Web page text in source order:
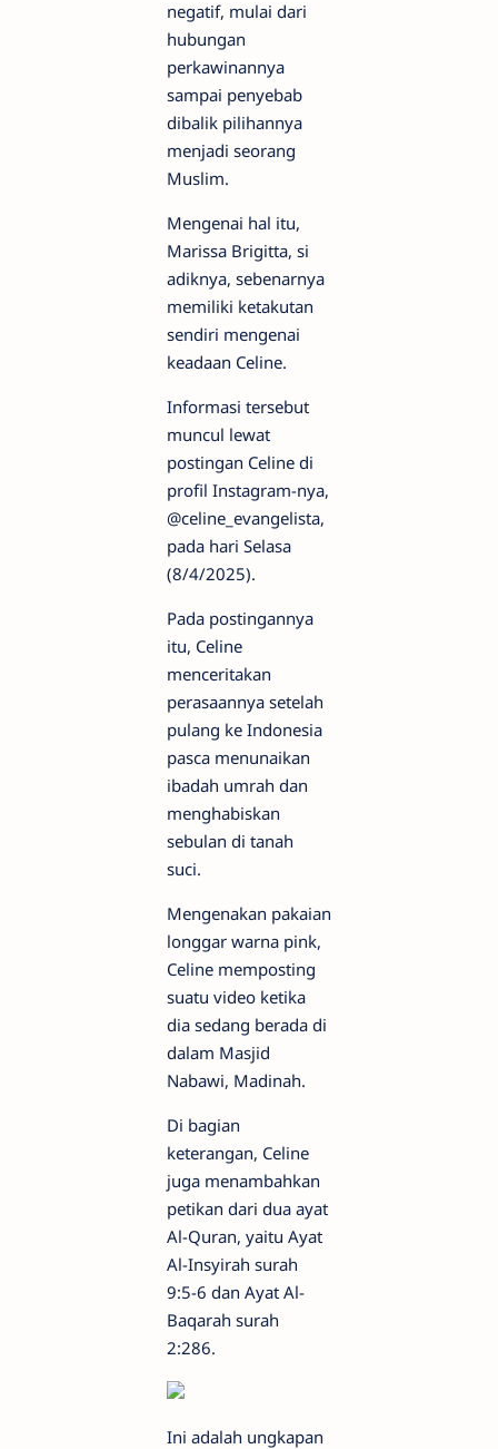
negatif, mulai dari
hubungan
perkawinannya
sampai penyebab
dibalik pilihannya
menjadi seorang
Muslim.
Mengenai hal itu,
Marissa Brigitta, si
adiknya, sebenarnya
memiliki ketakutan
sendiri mengenai
keadaan Celine.
Informasi tersebut
muncul lewat
postingan Celine di
profil Instagram-nya,
@celine_evangelista,
pada hari Selasa
(8/4/2025).
Pada postingannya
itu, Celine
menceritakan
perasaannya setelah
pulang ke Indonesia
pasca menunaikan
ibadah umrah dan
menghabiskan
sebulan di tanah
suci.
Mengenakan pakaian
longgar warna pink,
Celine memposting
suatu video ketika
dia sedang berada di
dalam Masjid
Nabawi, Madinah.
Di bagian
keterangan, Celine
juga menambahkan
petikan dari dua ayat
Al-Quran, yaitu Ayat
Al-Insyirah surah
9:5-6 dan Ayat Al-
Baqarah surah
2:286.
Ini adalah ungkapan